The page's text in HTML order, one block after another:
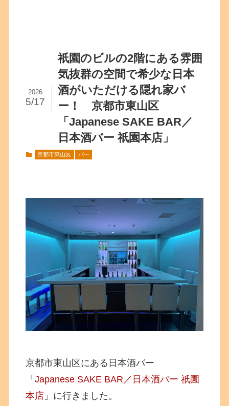
祇園のビルの2階にある雰囲
気抜群の空間で希少な日本
酒がいただける隠れ家バ
ー！ 京都市東山区
「Japanese SAKE BAR／
日本酒バー 祇園本店」
2026
5/17
京都市東山区 バー
京都市東山区にある日本酒バー
「Japanese SAKE BAR／日本酒バー 祇園
本店 」に行きました。